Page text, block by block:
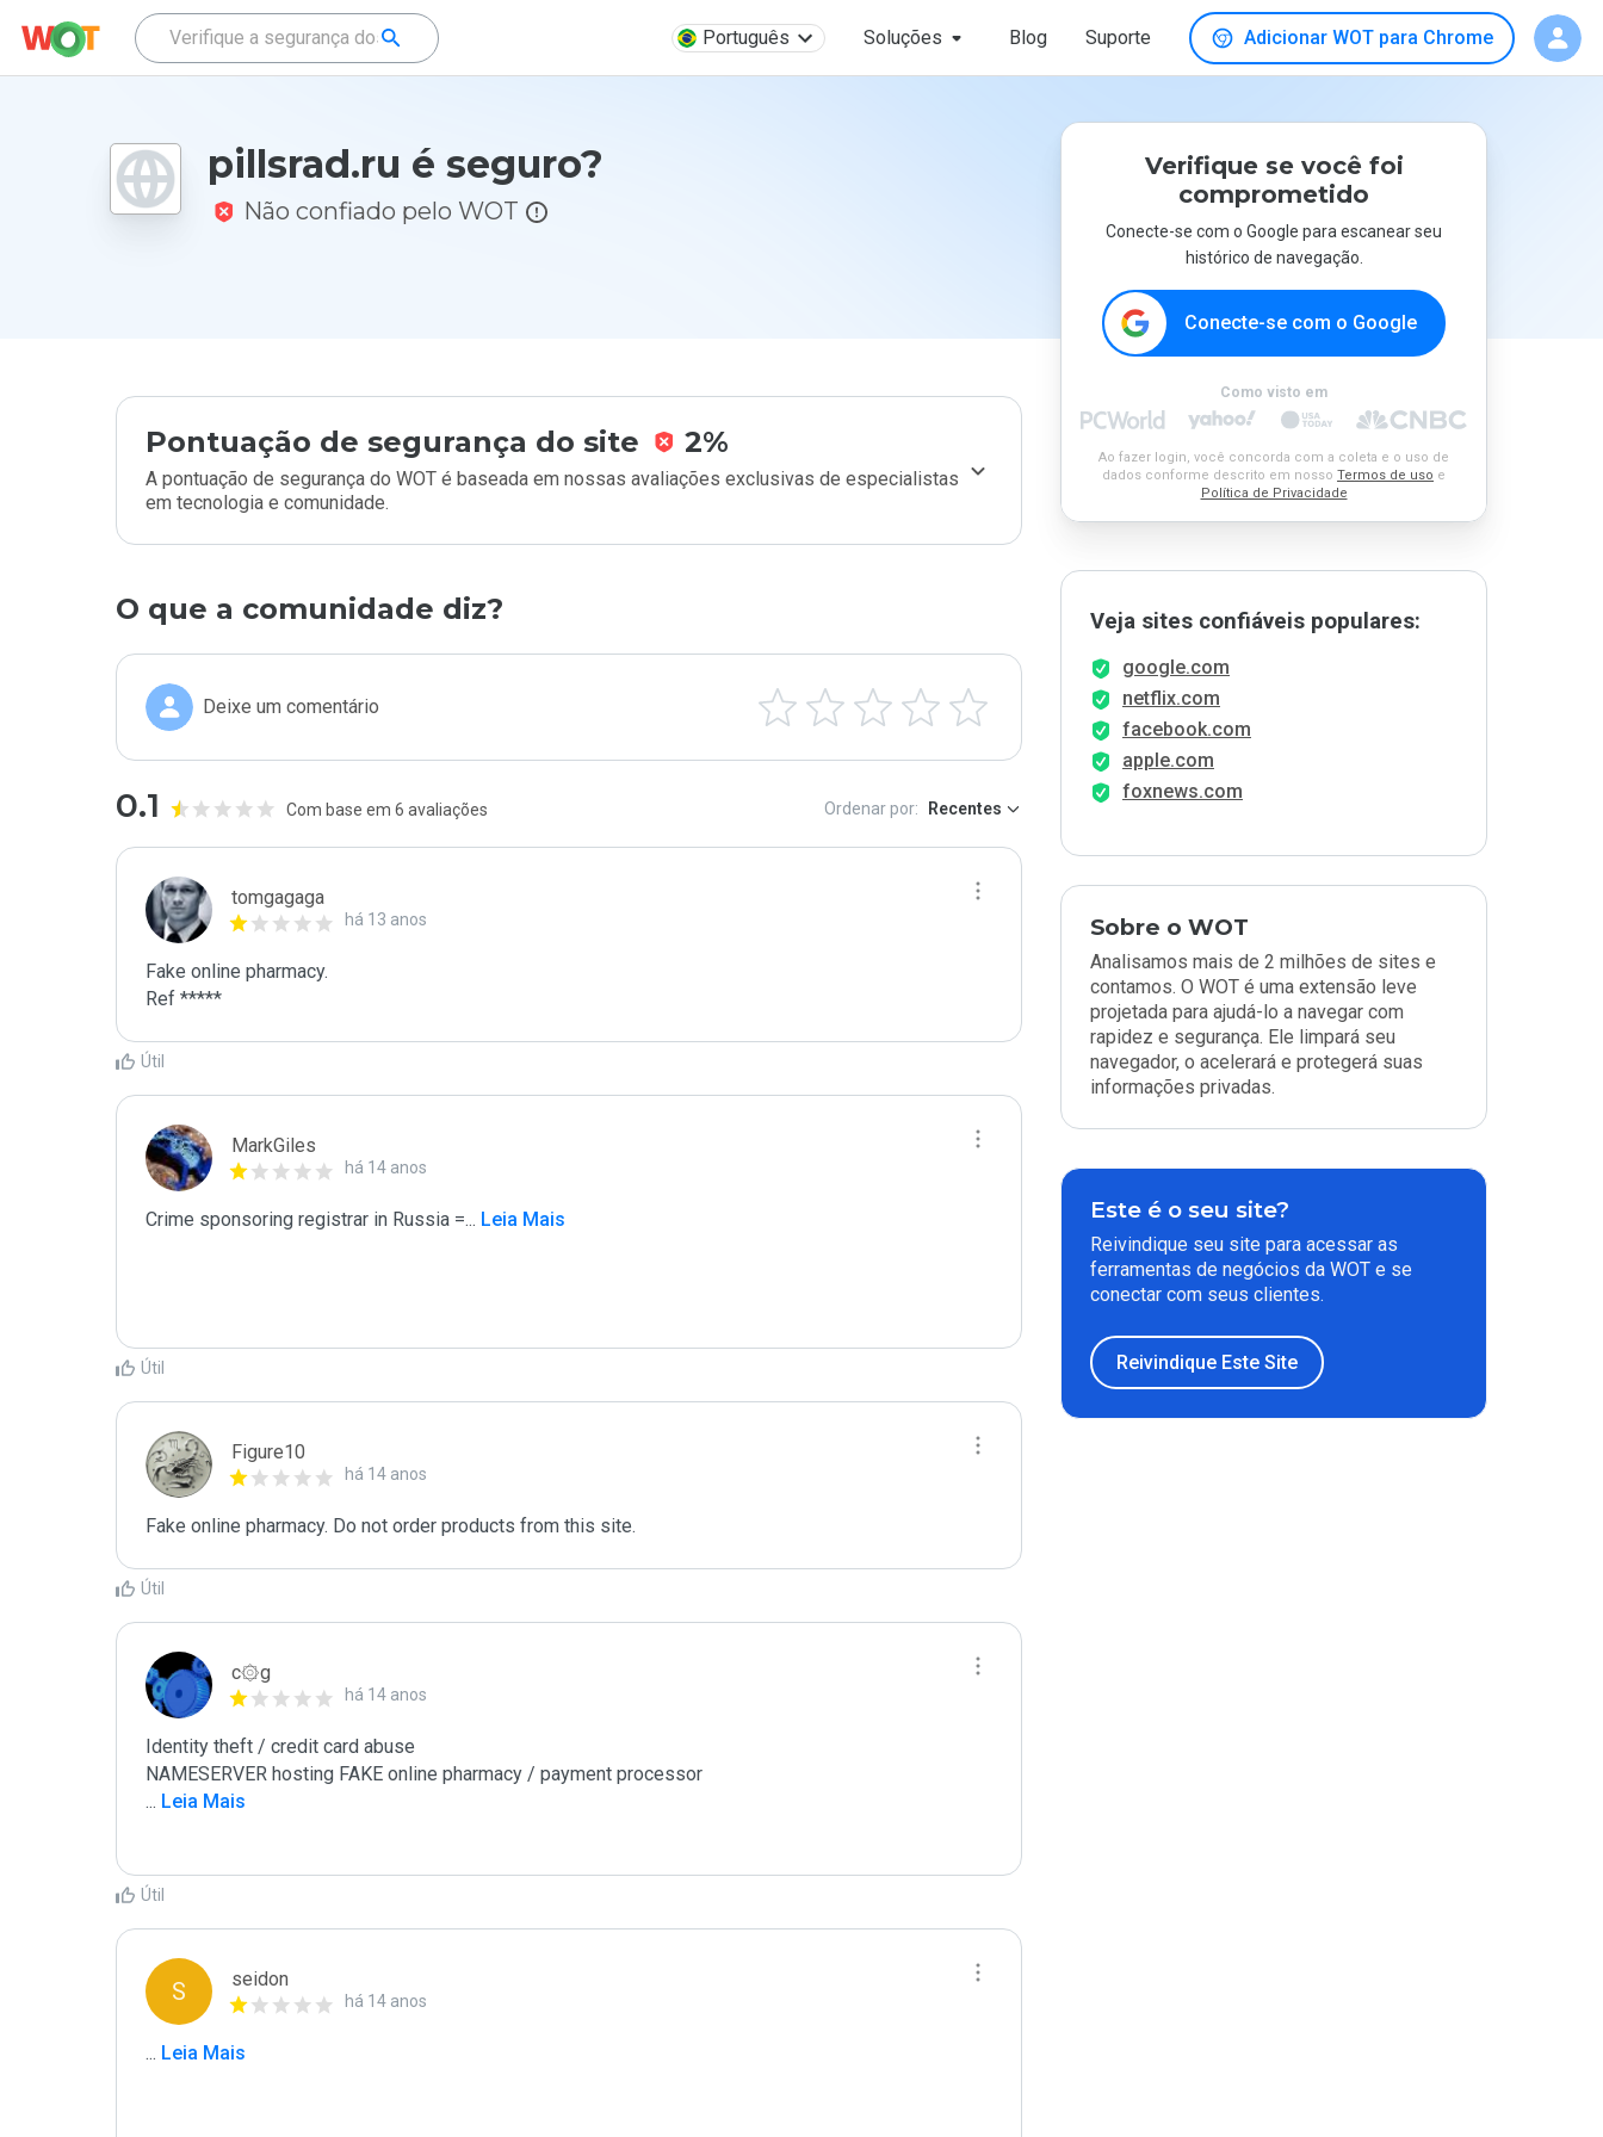
Português Soluções Blog Suporte Adicionar WOT para Chrome
pillsrad.ru é seguro?
Não confiado pelo WOT
Pontuação de segurança do site 2%
A pontuação de segurança do WOT é baseada em nossas avaliações exclusivas de especialistas
em tecnologia e comunidade.
O que a comunidade diz?
Deixe um comentário
0.1 Com base em 6 avaliações Ordenar por: Recentes
tomgagaga
há 13 anos
Fake online pharmacy.
Ref *****
Útil
MarkGiles
há 14 anos
Crime sponsoring registrar in Russia =... Leia Mais
Útil
Figure10
há 14 anos
Fake online pharmacy. Do not order products from this site.
Útil
c۞g
há 14 anos
Identity theft / credit card abuse
... Leia Mais
Útil
S seidon
há 14 anos
... Leia Mais
Verifique se você foi
comprometido
Conecte-se com o Google para escanear seu
histórico de navegação.
Conecte-se com o Google
Como visto em
Ao fazer login, você concorda com a coleta e o uso de
dados conforme descrito em nosso Termos de uso e
Política de Privacidade
Veja sites confiáveis populares:
google.com
netflix.com
facebook.com
apple.com
foxnews.com
Sobre o WOT
Analisamos mais de 2 milhões de sites e
contamos. O WOT é uma extensão leve
projetada para ajudá-lo a navegar com
rapidez e segurança. Ele limpará seu
navegador, o acelerará e protegerá suas
informações privadas.
Este é o seu site?
Reivindique seu site para acessar as
ferramentas de negócios da WOT e se
conectar com seus clientes.
Reivindique Este Site